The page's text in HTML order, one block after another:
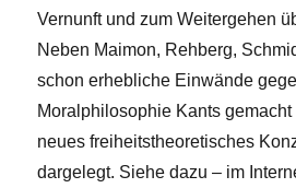
Vernunft und zum Weitergehen
Neben Maimon, Rehberg,
schon erhebliche Einwände
Moralphilosophie Kants
neues freiheitstheoretisches
dargelegt. Siehe dazu – im